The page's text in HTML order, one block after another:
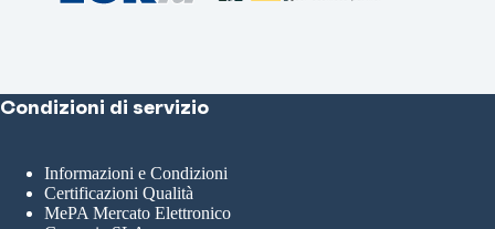
Condizioni di servizio
Informazioni e Condizioni
Certificazioni Qualità
MePA Mercato Elettronico